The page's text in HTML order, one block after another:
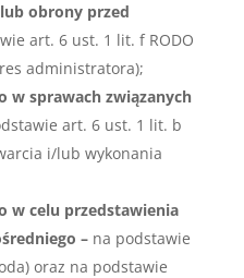
obrony przed
art. 6 ust. 1 lit. f RODO
administratora);
w sprawach związanych
art. 6 ust. 1 lit. b
i/lub wykonania
w celu przedstawienia
–na podstawie
oraz na podstawie